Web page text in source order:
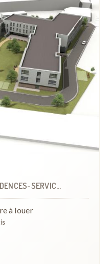
SERVICES
à louer